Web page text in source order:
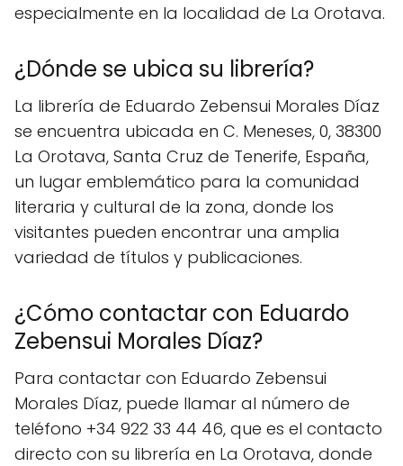
especialmente en la localidad de La Orotava.
¿Dónde se ubica su librería?
La librería de Eduardo Zebensui Morales Díaz
se encuentra ubicada en C. Meneses, 0, 38300
La Orotava, Santa Cruz de Tenerife, España,
un lugar emblemático para la comunidad
literaria y cultural de la zona, donde los
visitantes pueden encontrar una amplia
variedad de títulos y publicaciones.
¿Cómo contactar con Eduardo
Zebensui Morales Díaz?
Para contactar con Eduardo Zebensui
Morales Díaz, puede llamar al número de
teléfono +34 922 33 44 46, que es el contacto
directo con su librería en La Orotava, donde